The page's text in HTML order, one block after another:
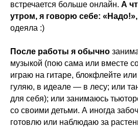
встречается больше онлайн. А
утром, я говорю себе: «Надо!»,
одеяла :)
После работы я обычно
музыкой (пою сама или вместе
играю на гитаре, блокфлейте
гуляю, в идеале — в лесу; или
для себя); или занимаюсь
со своими детьми. А иногда
готовлю или наблюдаю за